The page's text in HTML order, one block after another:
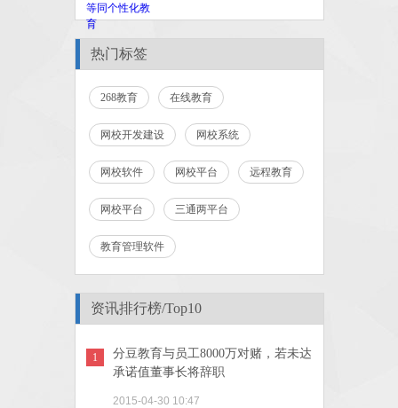
热门标签
268教育 在线教育
网校开发建设 网校系统
网校软件 网校平台 远程教育
网校平台 三通两平台
教育管理软件
资讯排行榜/Top10
1
分豆教育与员工8000万对赌，若未达
承诺值董事长将辞职
2015-04-30 10:47